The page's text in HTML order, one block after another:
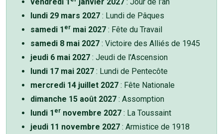
lundi 29 mars 2027 : Lundi de Pâques
samedi 1 er mai 2027 : Fête du Travail
samedi 8 mai 2027 : Victoire des Alliés de 1945
jeudi 6 mai 2027 : Jeudi de l'Ascension
lundi 17 mai 2027 : Lundi de Pentecôte
mercredi 14 juillet 2027 : Fête Nationale
dimanche 15 août 2027 : Assomption
lundi 1 er novembre 2027 : La Toussaint
jeudi 11 novembre 2027 : Armistice de 1918